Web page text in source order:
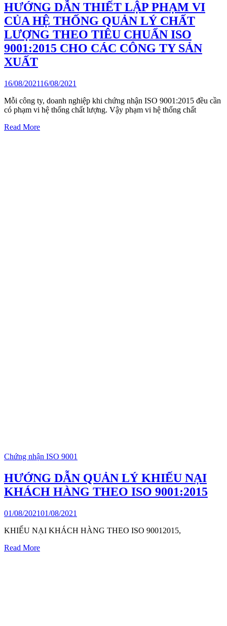
HƯỚNG DẪN THIẾT LẬP PHẠM VI
CỦA HỆ THỐNG QUẢN LÝ CHẤT
LƯỢNG THEO TIÊU CHUẨN ISO
9001:2015 CHO CÁC CÔNG TY SẢN
XUẤT
16/08/202116/08/2021
Mỗi công ty, doanh nghiệp khi chứng nhận ISO 9001:2015 đều cần
có phạm vi hệ thống chất lượng. Vậy phạm vi hệ thống chất
Read More
Chứng nhận ISO 9001
HƯỚNG DẪN QUẢN LÝ KHIẾU NẠI
KHÁCH HÀNG THEO ISO 9001:2015
01/08/202101/08/2021
KHIẾU NẠI KHÁCH HÀNG THEO ISO 90012015,
Read More